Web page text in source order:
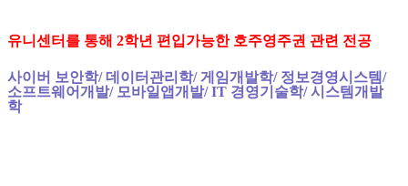
유니센터를 통해 2학년 편입가능한 호주영주권 관련 전공
사이버 보안학/ 데이터관리학/ 게임개발학/ 정보경영시스템/
소프트웨어개발/ 모바일앱개발/ IT 경영기술학/ 시스템개발
학